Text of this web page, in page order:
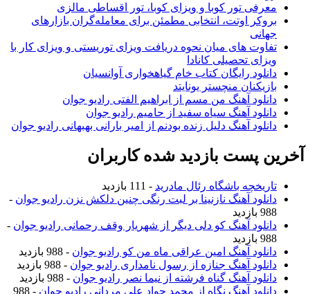
معرفی تور کوبا و ویزای کوبا، تور اقساطی مالزی
بروکر اوتت، انتخابی مطمئن برای معامله‌گران بازارهای
جهانی
تفاوت های میان نحوه دریافت ویزای توریستی و ویزای کار با
ویزای تحصیلی کانادا
دانلود رایگان کتاب خام گیاهخواری آوانسیان
بازیکنان منچستر یونایتد
دانلود آهنگ من مسم از ابراهیم الفتی رادیو جوان
دانلود آهنگ سیاه سفید از حامیم رادیو جوان
دانلود آهنگ دلیل زنده بودنم از امیر بارانی بهبهانی رادیو جوان
آخرین پست بازدید شده کاربران
تاریخچه باشگاه رئال مادرید - 111 بازدید
دانلود آهنگ نازنینا بر لبت رنگی چنین دلکش نزن رادیو جوان -
988 بازدید
دانلود آهنگ کو دلی دیگر از شهریار وقف رحمانی رادیو جوان -
988 بازدید
دانلود آهنگ امین عراقی ماه من کو رادیو جوان - 988 بازدید
دانلود آهنگ جنازه از رسول نامداری رادیو جوان - 988 بازدید
دانلود آهنگ گناه فرشته از نیما نصر رادیو جوان - 988 بازدید
دانلود آهنگ نگاه از محمد جواد علی مردانی رادیو جوان
- 988